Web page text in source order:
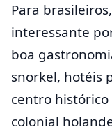
Para
interessante
boa
snorkel, hotéis
centro
colonial